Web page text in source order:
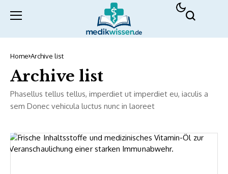
Home Archive list
Archive list
Phasellus tellus tellus, imperdiet ut imperdiet eu, iaculis a
sem Donec vehicula luctus nunc in laoreet